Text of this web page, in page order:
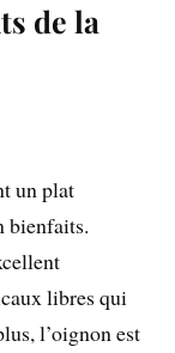
de la
un plat
bienfaits.
libres qui
l’oignon est